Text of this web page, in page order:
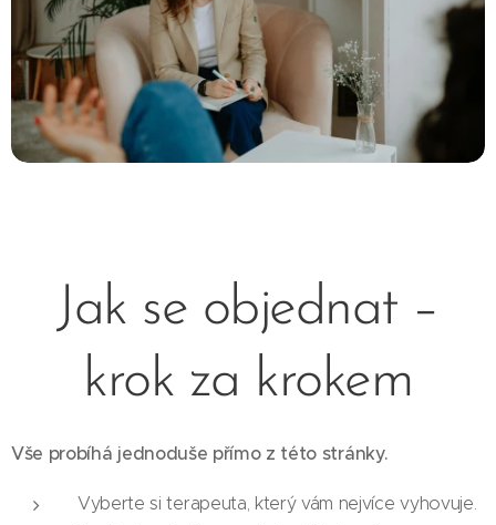
Jak se objednat –
krok za krokem
Vše probíhá jednoduše přímo z této stránky.
Vyberte si terapeuta, který vám nejvíce vyhovuje.